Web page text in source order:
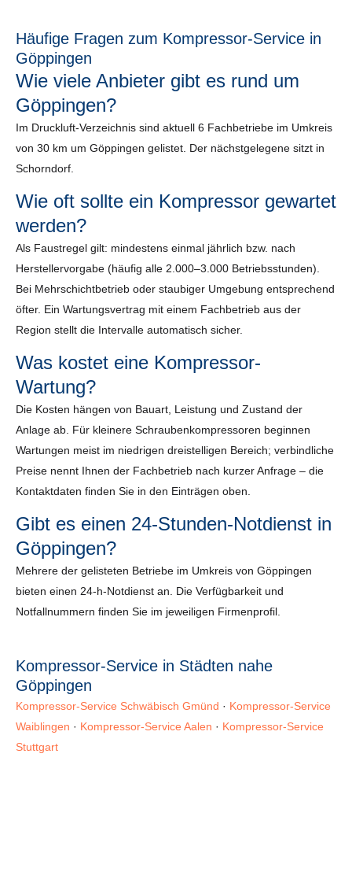
Häufige Fragen zum Kompressor-Service in
Göppingen
Wie viele Anbieter gibt es rund um
Göppingen?
Im Druckluft-Verzeichnis sind aktuell 6 Fachbetriebe im Umkreis
von 30 km um Göppingen gelistet. Der nächstgelegene sitzt in
Schorndorf.
Wie oft sollte ein Kompressor gewartet
werden?
Als Faustregel gilt: mindestens einmal jährlich bzw. nach
Herstellervorgabe (häufig alle 2.000–3.000 Betriebsstunden).
Bei Mehrschichtbetrieb oder staubiger Umgebung entsprechend
öfter. Ein Wartungsvertrag mit einem Fachbetrieb aus der
Region stellt die Intervalle automatisch sicher.
Was kostet eine Kompressor-
Wartung?
Die Kosten hängen von Bauart, Leistung und Zustand der
Anlage ab. Für kleinere Schraubenkompressoren beginnen
Wartungen meist im niedrigen dreistelligen Bereich; verbindliche
Preise nennt Ihnen der Fachbetrieb nach kurzer Anfrage – die
Kontaktdaten finden Sie in den Einträgen oben.
Gibt es einen 24-Stunden-Notdienst in
Göppingen?
Mehrere der gelisteten Betriebe im Umkreis von Göppingen
bieten einen 24-h-Notdienst an. Die Verfügbarkeit und
Notfallnummern finden Sie im jeweiligen Firmenprofil.
Kompressor-Service in Städten nahe
Göppingen
Kompressor-Service Schwäbisch Gmünd · Kompressor-Service
Waiblingen · Kompressor-Service Aalen · Kompressor-Service
Stuttgart